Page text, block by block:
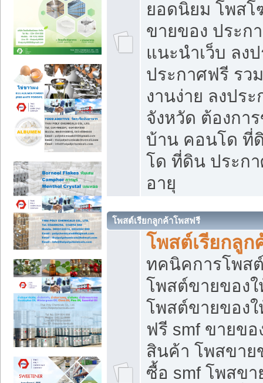
ยอดนิยม โพส
ขายของ ประก
แนะนำเว็บ ลง
ประกาศฟรี รว
งานง่าย ลงปร
จังหวัด ต้องกา
บ้าน คอนโด ที่
โด ที่ดิน ประก
อายุ
โพสต์เรียกลูกค้าโพสฟรี
โพสต์เรียกลูก
ทคนิคการโพส
โพสต์ขายของ
โพสต์ขายของ
ฟรี smf ขายข
สินค้า โพสขาย
ซื้อ smf โพสข